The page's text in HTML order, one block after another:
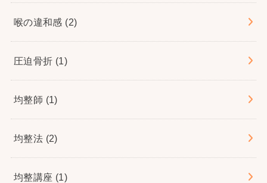
喉の違和感 (2)
圧迫骨折 (1)
均整師 (1)
均整法 (2)
均整講座 (1)